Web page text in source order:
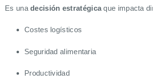
Es unadecisión estratégicaque impacta
Costes logísticos
Seguridad alimentaria
Productividad